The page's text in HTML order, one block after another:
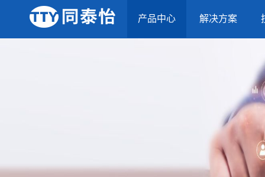
产品中心 解决方案